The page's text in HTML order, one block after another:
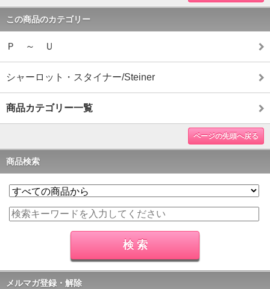
この商品のカテゴリー
Ｐ ～ Ｕ
シャーロット・スタイナー/Steiner
商品カテゴリー一覧
ページの先頭へ戻る
商品検索
メルマガ登録・解除